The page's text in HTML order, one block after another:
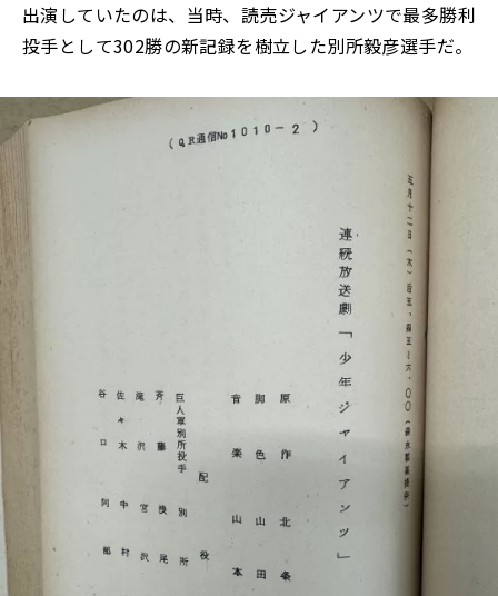
出演していたのは、当時、読売ジャイアンツで最多勝利
投手として302勝の新記録を樹立した別所毅彦選手だ。